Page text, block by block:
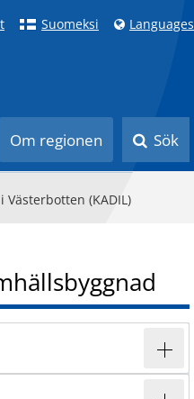
Suomeksi Languages
Om regionen Sök
(KADIL)